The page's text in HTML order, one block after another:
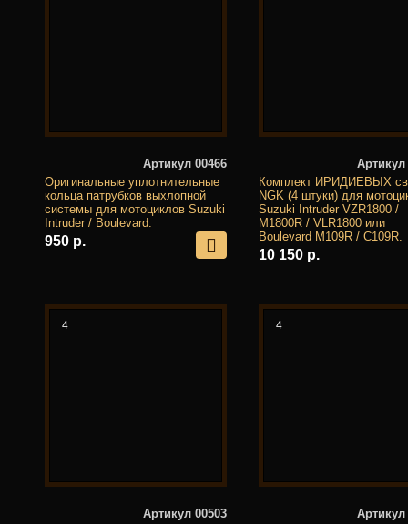
Артикул 00466
Оригинальные уплотнительные
кольца патрубков выхлопной
системы для мотоциклов Suzuki
Intruder / Boulevard.
950 р.
Артикул
Комплект ИРИДИЕВЫХ
NGK (4 штуки) для
Suzuki Intruder VZR1800 /
M1800R / VLR1800 или
Boulevard M109R / С109R.
10 150 р.
4
Артикул 00503
4
Артикул